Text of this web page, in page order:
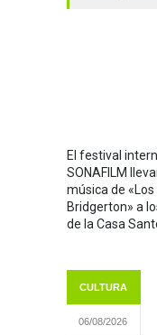
El festival
SONAFILM
música de «Los
Bridgerton» a
de la Casa
CULTURA
06/08/2026